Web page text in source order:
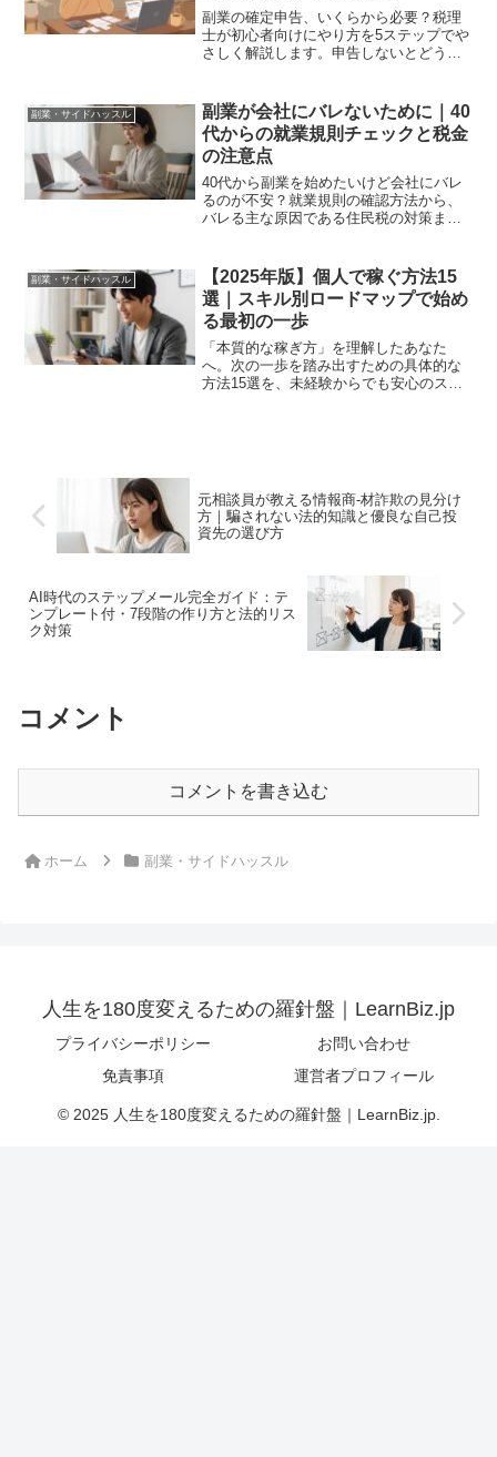
副業の確定申告、いくらから必要？税理
士が初心者向けにやり方を5ステップでや
さしく解説します。申告しないとどうな
消します。
副業・サイドハッスル
副業が会社にバレないために｜40
代からの就業規則チェックと税金
の注意点
40代から副業を始めたいけど会社にバレ
るのが不安？就業規則の確認方法から、
バレる主な原因である住民税の対策ま
副業・サイドハッスル
【2025年版】個人で稼ぐ方法15
選｜スキル別ロードマップで始め
る最初の一歩
「本質的な稼ぎ方」を理解したあなた
へ。次の一歩を踏み出すための具体的な
方法15選を、未経験からでも安心のスキ
元相談員が教える情報商-材詐欺の見分け
方｜騙されない法的知識と優良な自己投
資先の選び方
AI時代のステップメール完全ガイド：テ
ンプレート付・7段階の作り方と法的リス
ク対策
コメント
コメントを書き込む
ホーム 副業・サイドハッスル
人生を180度変えるための羅針盤｜LearnBiz.jp
プライバシーポリシー
お問い合わせ
免責事項
運営者プロフィール
© 2025 人生を180度変えるための羅針盤｜LearnBiz.jp.